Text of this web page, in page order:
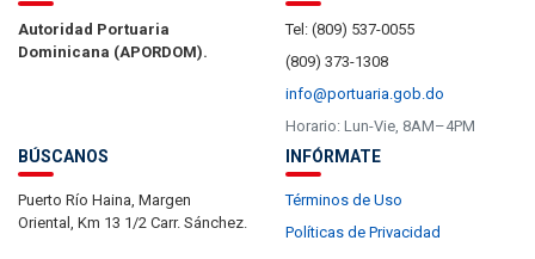
Autoridad Portuaria
Dominicana (APORDOM).
Tel: (809) 537-0055
(809) 373-1308
info@portuaria.gob.do
Horario: Lun-Vie, 8AM–4PM
BÚSCANOS
Puerto Río Haina, Margen
Oriental, Km 13 1/2 Carr. Sánchez.
INFÓRMATE
Términos de Uso
Políticas de Privacidad